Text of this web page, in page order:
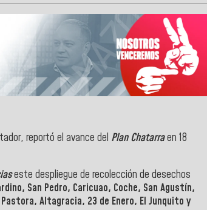
reportó el avance del Plan Chatarraen 18
este despliegue de recolección de desechos
San Pedro, Caricuao, Coche, San Agustín,
Pastora, Altagracia, 23 de Enero, El Junquito y